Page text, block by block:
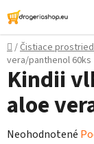
Prejsť
na
obsah
Domov
/Čistiace
vera/panthenol 60ks
Kindii
aloe
Priemerné
Neohodnotené